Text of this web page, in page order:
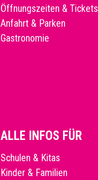
Öffnungszeiten & Tickets
Anfahrt & Parken
Gastronomie
ALLE INFOS FÜR
Schulen & Kitas
Kinder & Familien